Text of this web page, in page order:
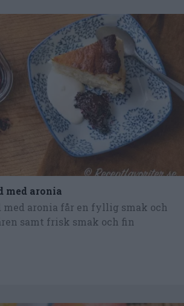
med aronia
med aronia får en fyllig smak och
samt frisk smak och fin